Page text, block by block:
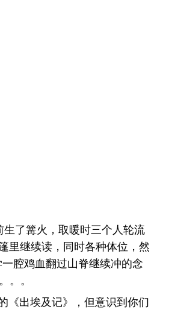
了篝火，取暖时三个人轮流
里继续读，同时各种体位，然
腔鸡血翻过山脊继续冲的念
。。
《出埃及记》，但意识到你们